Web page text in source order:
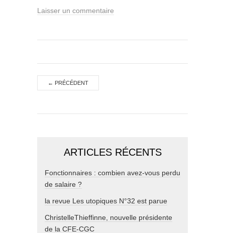
Laisser un commentaire
← PRÉCÉDENT
ARTICLES RÉCENTS
Fonctionnaires : combien avez-vous perdu
de salaire ?
la revue Les utopiques N°32 est parue
ChristelleThieffinne, nouvelle présidente
de la CFE-CGC